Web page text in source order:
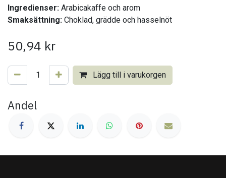
Ingredienser: Arabicakaffe och arom
Smaksättning: Choklad, grädde och hasselnöt
50,94 kr
Lägg till i varukorgen
Andel